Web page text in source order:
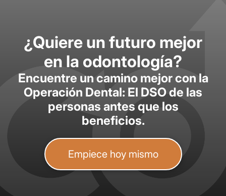
¿Quiere un futuro mejor
en la odontología?
Encuentre un camino mejor con la
Operación Dental: El DSO de las
personas antes que los
beneficios.
Empiece hoy mismo